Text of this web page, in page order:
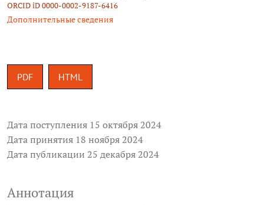
ORCID iD 0000-0002-9187-6416
Дополнительные сведения
PDF HTML
Дата поступления 15 октября 2024
Дата принятия 18 ноября 2024
Дата публикации 25 декабря 2024
Аннотация